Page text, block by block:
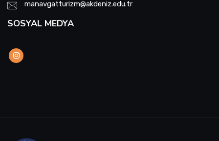
manavgatturizm@akdeniz.edu.tr
SOSYAL MEDYA